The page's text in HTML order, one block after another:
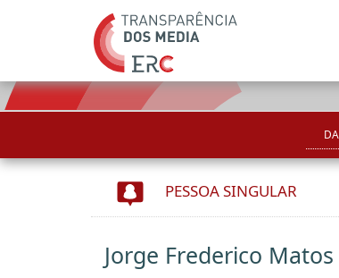
PESSOA SINGULAR
Jorge Frederico